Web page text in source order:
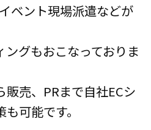
ベント現場派遣などが
グもおこなっておりま
売、PRまで自社ECシ
可能です。